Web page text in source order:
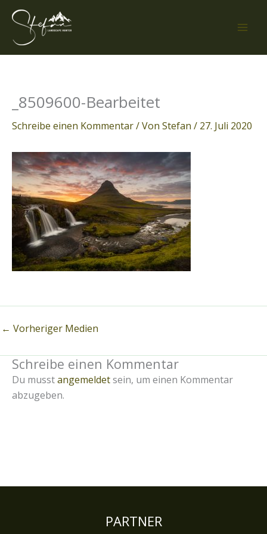
Zum
Inhalt
springen
_8509600-Bearbeitet
Schreibe einen Kommentar/ Von Stefan / 27. Juli 2020
← Vorheriger Medien
Schreibe einen Kommentar
Du musstangemeldetsein, um einen Kommentar
abzugeben.
PARTNER